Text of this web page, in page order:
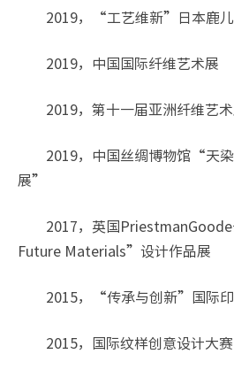
2019，“工艺维新”日本鹿
2019，中国国际纤维艺术展
2019，第十一届亚洲纤维艺术
2019，中国丝绸博物馆“天
展”
2017，英国
Future Materials”设计作品展
2015，“传承与创新”国际
2015，国际纹样创意设计大